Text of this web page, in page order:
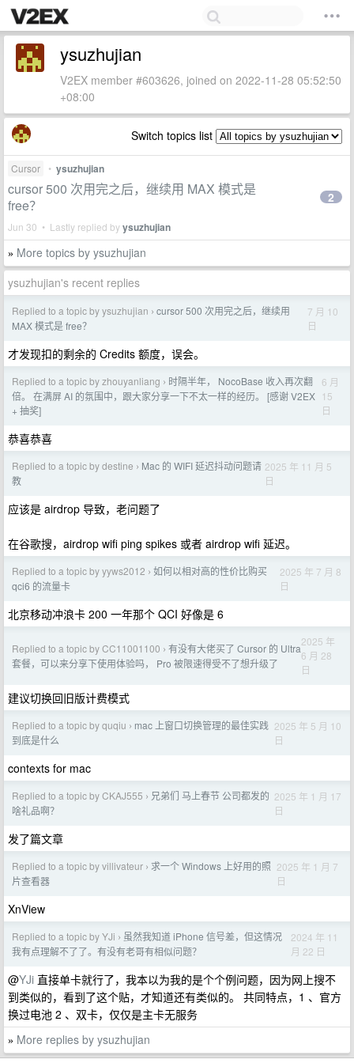
ysuzhujian
V2EX member #603626, joined on 2022-11-28 05:52:50
+08:00
Switch topics list
Cursor • ysuzhujian
cursor 500 次用完之后，继续用 MAX 模式是
free？
Jun 30 • Lastly replied byysuzhujian
2
» More topics by ysuzhujian
ysuzhujian's recent replies
Replied to a topic by ysuzhujian › cursor 500 次用完之后，继续用
MAX 模式是 free？
7 月 10
日
才发现扣的剩余的 Credits 额度，误会。
Replied to a topic by zhouyanliang › 时隔半年， NocoBase 收入再次翻
倍。 在满屏 AI 的氛围中，跟大家分享一下不太一样的经历。 [感谢 V2EX
+ 抽奖]
6 月
15
日
恭喜恭喜
Replied to a topic by destine › Mac 的 WIFI 延迟抖动问题请
教
2025 年 11 月 5
日
应该是 airdrop 导致，老问题了
在谷歌搜，airdrop wifi ping spikes 或者 airdrop wifi 延迟。
Replied to a topic by yyws2012 › 如何以相对高的性价比购买
qci6 的流量卡
2025 年 7 月 8
日
北京移动冲浪卡 200 一年那个 QCI 好像是 6
Replied to a topic by CC11001100 › 有没有大佬买了 Cursor 的 Ultra
套餐，可以来分享下使用体验吗， Pro 被限速得受不了想升级了
2025 年
6 月 28
日
建议切换回旧版计费模式
Replied to a topic by quqiu › mac 上窗口切换管理的最佳实践
到底是什么
2025 年 5 月 10
日
contexts for mac
Replied to a topic by CKAJ555 › 兄弟们 马上春节 公司都发的
啥礼品啊？
2025 年 1 月 17
日
发了篇文章
Replied to a topic by villivateur › 求一个 Windows 上好用的照
片查看器
2025 年 1 月 7
日
XnView
Replied to a topic by YJi › 虽然我知道 iPhone 信号差，但这情况
我有点理解不了了。有没有老哥有相似问题？
2024 年 11
月 22 日
@YJi 直接单卡就行了，我本以为我的是个个例问题，因为网上搜不
到类似的，看到了这个贴，才知道还有类似的。 共同特点，1 、官方
换过电池 2 、双卡，仅仅是主卡无服务
» More replies by ysuzhujian